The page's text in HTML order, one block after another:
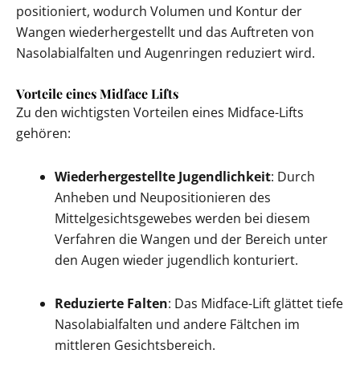
positioniert, wodurch Volumen und Kontur der
Wangen wiederhergestellt und das Auftreten von
Nasolabialfalten und Augenringen reduziert wird.
Vorteile eines Midface Lifts
Zu den wichtigsten Vorteilen eines Midface-Lifts
gehören:
Wiederhergestellte Jugendlichkeit: Durch
Anheben und Neupositionieren des
Mittelgesichtsgewebes werden bei diesem
Verfahren die Wangen und der Bereich unter
den Augen wieder jugendlich konturiert.
Reduzierte Falten: Das Midface-Lift glättet tiefe
Nasolabialfalten und andere Fältchen im
mittleren Gesichtsbereich.